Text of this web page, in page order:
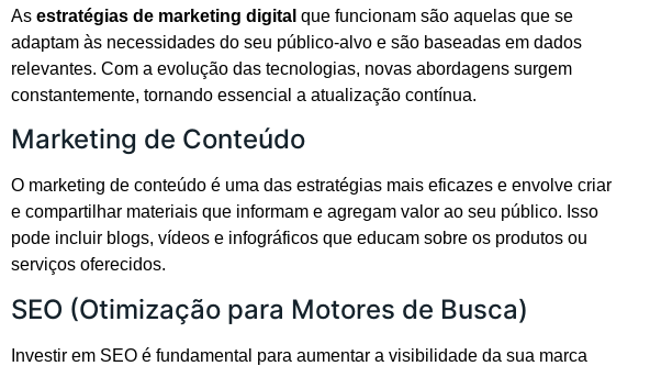
As estratégias de marketing digital que funcionam são aquelas que se
adaptam às necessidades do seu público-alvo e são baseadas em dados
relevantes. Com a evolução das tecnologias, novas abordagens surgem
constantemente, tornando essencial a atualização contínua.
Marketing de Conteúdo
O marketing de conteúdo é uma das estratégias mais eficazes e envolve criar
e compartilhar materiais que informam e agregam valor ao seu público. Isso
pode incluir blogs, vídeos e infográficos que educam sobre os produtos ou
serviços oferecidos.
SEO (Otimização para Motores de Busca)
Investir em SEO é fundamental para aumentar a visibilidade da sua marca